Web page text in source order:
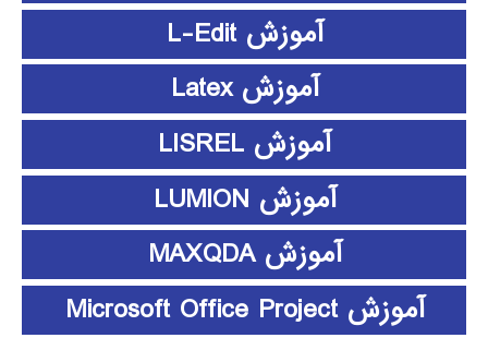
آموزش L-Edit
آموزش Latex
آموزش LISREL
آموزش LUMION
آموزش MAXQDA
آموزش Microsoft Office Project